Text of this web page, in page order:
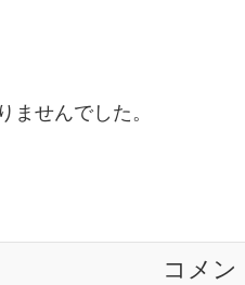
ませんでした。
コメン